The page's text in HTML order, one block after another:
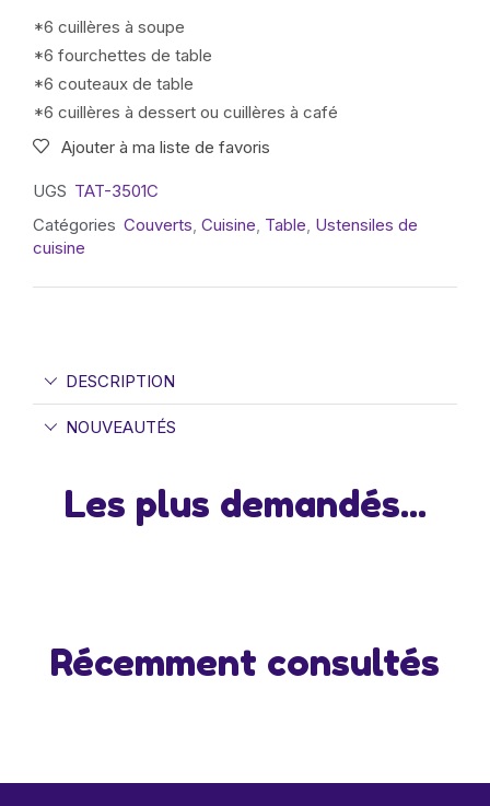
*6 cuillères à soupe
*6 fourchettes de table
*6 couteaux de table
*6 cuillères à dessert ou cuillères à café
Ajouter à ma liste de favoris
UGS TAT-3501C
Catégories Couverts, Cuisine, Table, Ustensiles de
cuisine
DESCRIPTION
NOUVEAUTÉS
Les plus demandés...
Récemment consultés